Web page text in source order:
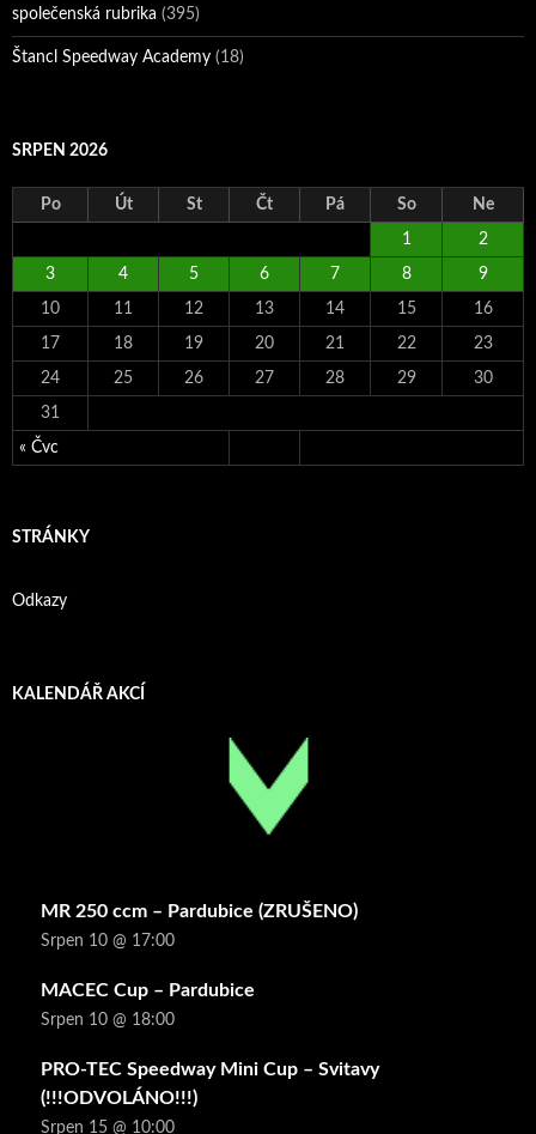
společenská rubrika (395)
Štancl Speedway Academy (18)
SRPEN 2026
Po Út St Čt Pá So Ne
« Čvc
1 2
3 4 5 6 7 8 9
10 11 12 13 14 15 16
17 18 19 20 21 22 23
24 25 26 27 28 29 30
31
STRÁNKY
Odkazy
KALENDÁŘ AKCÍ
MR 250 ccm – Pardubice (ZRUŠENO)
Srpen 10 @ 17:00
MACEC Cup – Pardubice
Srpen 10 @ 18:00
PRO-TEC Speedway Mini Cup – Svitavy
(!!!ODVOLÁNO!!!)
Srpen 15 @ 10:00